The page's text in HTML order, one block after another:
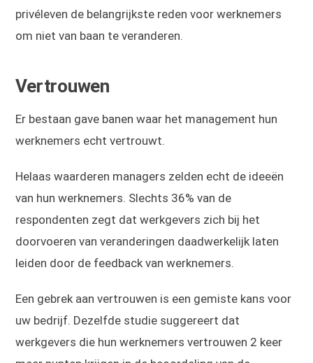
privéleven de belangrijkste reden voor werknemers
om niet van baan te veranderen.
Vertrouwen
Er bestaan gave banen waar het management hun
werknemers echt vertrouwt.
Helaas waarderen managers zelden echt de ideeën
van hun werknemers. Slechts 36% van de
respondenten zegt dat werkgevers zich bij het
doorvoeren van veranderingen daadwerkelijk laten
leiden door de feedback van werknemers.
Een gebrek aan vertrouwen is een gemiste kans voor
uw bedrijf. Dezelfde studie suggereert dat
werkgevers die hun werknemers vertrouwen 2 keer